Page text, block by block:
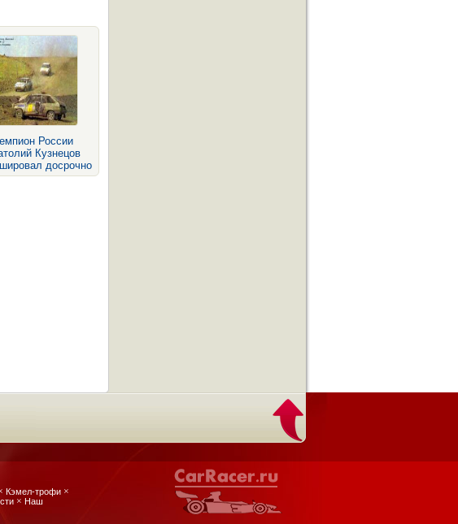
России
Кузнецов
досрочно
Кэмел-трофи ×
× Наш